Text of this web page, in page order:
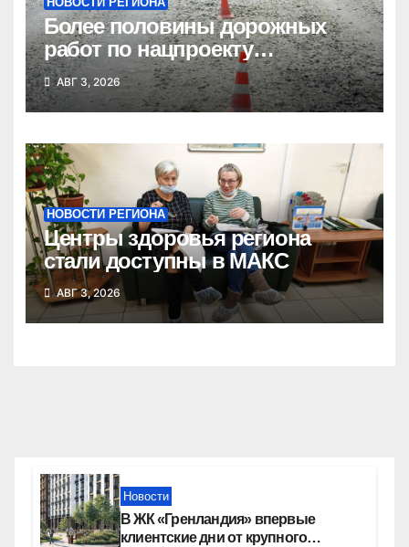
Более половины дорожных
работ по нацпроекту
выполнено в Новосибирской
области
АВГ 3, 2026
НОВОСТИ РЕГИОНА
Центры здоровья региона
стали доступны в МАКС
АВГ 3, 2026
Новости
В ЖК «Гренландия» впервые
клиентские дни от крупного